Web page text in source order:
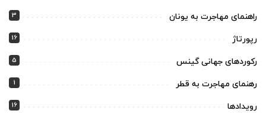
راهنمای مهاجرت به یونان 3
رپورتاژ 16
رکوردهای جهانی گینس 5
رهنمای مهاجرت به قطر 1
رویدادها 16